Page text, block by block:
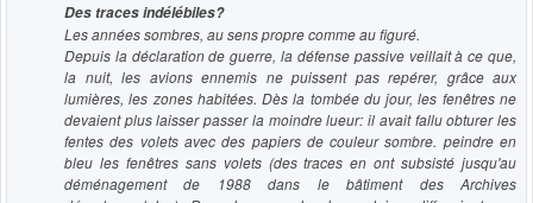
Des traces indélébiles?
Les années sombres, au sens propre comme au figuré.
Depuis la déclaration de guerre, la défense passive veillait à ce que,
la nuit, les avions ennemis ne puissent pas repérer, grâce aux
lumières, les zones habitées. Dès la tombée du jour, les fenêtres ne
devaient plus laisser passer la moindre lueur: il avait fallu obturer les
fentes des volets avec des papiers de couleur sombre. peindre en
bleu les fenêtres sans volets (des traces en ont subsisté jusqu'au
déménagement de 1988 dans le bâtiment des Archives